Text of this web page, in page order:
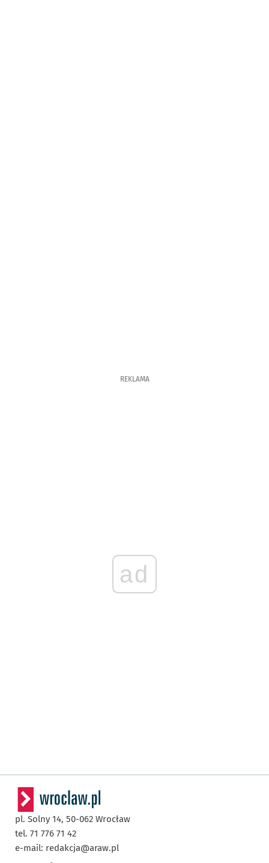
REKLAMA
ad
pl. Solny 14, 50-062 Wrocław
tel. 71 776 71 42
e-mail: redakcja@araw.pl